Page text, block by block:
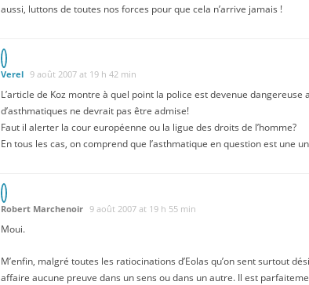
aussi, luttons de toutes nos forces pour que cela n’arrive jamais !
Verel 9 août 2007 at 19 h 42 min
L’article de Koz montre à quel point la police est devenue
d’asthmatiques ne devrait pas être admise!
Faut il alerter la cour européenne ou la ligue des droits de l’homme?
En tous les cas, on comprend que l’asthmatique en question est une
Robert Marchenoir 9 août 2007 at 19 h 55 min
Moui.
M’enfin, malgré toutes les ratiocinations d’Eolas qu’on sent surtout
affaire aucune preuve dans un sens ou dans un autre. Il est